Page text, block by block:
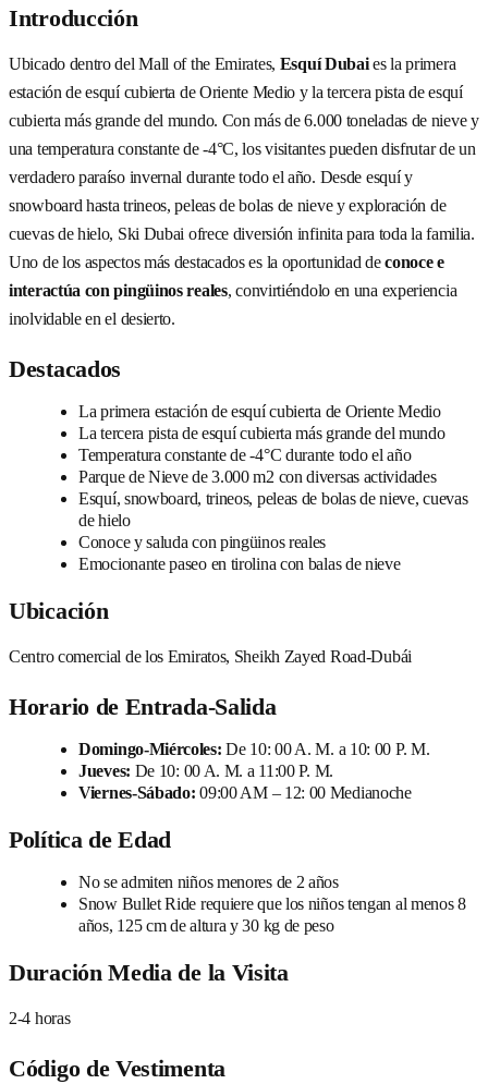
Introducción
Ubicado dentro del Mall of the Emirates, Esquí Dubaies la primera
estación de esquí cubierta de Oriente Medio y la tercera pista de esquí
cubierta más grande del mundo. Con más de 6.000 toneladas de nieve y
una temperatura constante de -4°C, los visitantes pueden disfrutar de un
verdadero paraíso invernal durante todo el año. Desde esquí y
snowboard hasta trineos, peleas de bolas de nieve y exploración de
cuevas de hielo, Ski Dubai ofrece diversión infinita para toda la familia.
Uno de los aspectos más destacados es la oportunidad deconoce e
interactúa con pingüinos reales, convirtiéndolo en una experiencia
inolvidable en el desierto.
Destacados
La primera estación de esquí cubierta de Oriente Medio
La tercera pista de esquí cubierta más grande del mundo
Temperatura constante de -4°C durante todo el año
Parque de Nieve de 3.000 m2 con diversas actividades
Esquí, snowboard, trineos, peleas de bolas de nieve, cuevas
de hielo
Conoce y saluda con pingüinos reales
Emocionante paseo en tirolina con balas de nieve
Ubicación
Centro comercial de los Emiratos, Sheikh Zayed Road-Dubái
Horario de Entrada-Salida
Domingo-Miércoles: De 10: 00 A. M. a 10: 00 P. M.
Jueves: De 10: 00 A. M. a 11:00 P. M.
Viernes-Sábado: 09:00 AM – 12: 00 Medianoche
Política de Edad
No se admiten niños menores de 2 años
Snow Bullet Ride requiere que los niños tengan al menos 8
años, 125 cm de altura y 30 kg de peso
Duración Media de la Visita
2-4 horas
Código de Vestimenta